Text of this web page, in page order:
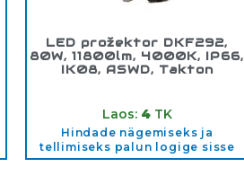
LED prožektor DKF292,
80W, 11800lm, 4000K, IP66,
IK08, ASWD, Takton
Laos: 4TK
Hindade nägemiseks ja
tellimiseks palun logige sisse